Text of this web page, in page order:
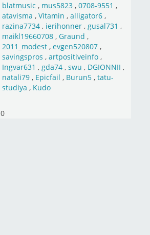
blatmusic , mus5823, 0708-9551 ,
atavisma , Vitamin , alligator6,
razina7734, ierihonner, gusal731 ,
maikl19660708, Graund ,
2011_modest, evgen520807,
savingspros , artpositiveinfo,
Ingvar631 , gda74, swu , DGIONNII ,
natali79, Epicfail , Burun5, tatu-
studiya , Kudo
0